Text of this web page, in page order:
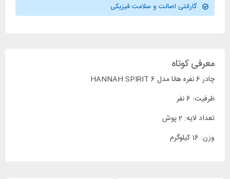
گارانتی اصالت و سلامت فیزیکی
معرفی کوتاه
چادر 6 نفره هانا مدل HANNAH SPIRIT 6
ظرفیت: 6 نفر
تعداد لایه: 2 پوش
وزن: 16 کیلوگرم